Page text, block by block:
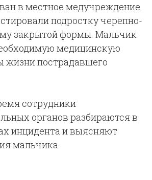
в местное медучреждение.
подростку черепно-
закрытой формы. Мальчик
медицинскую
жизни пострадавшего
сотрудники
органов разбираются в
инцидента и выясняют
мальчика.